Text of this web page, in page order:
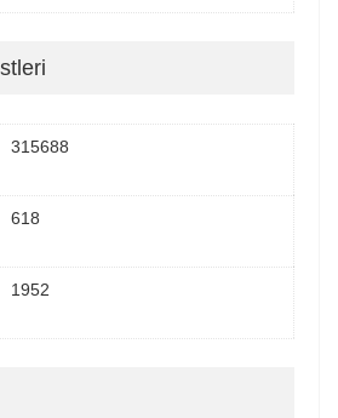
315688
618
1952